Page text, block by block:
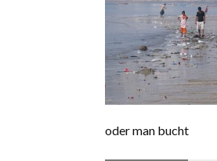
oder man bucht